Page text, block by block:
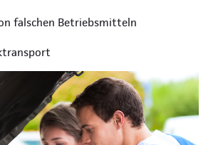
falschen Betriebsmitteln